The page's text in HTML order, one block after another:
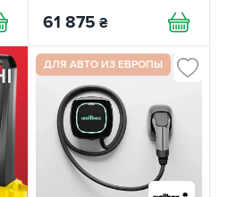
61 875 ₴
ДЛЯ АВТО ИЗ ЕВРОПЫ